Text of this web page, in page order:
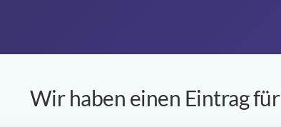
Wir haben einen Eintrag für